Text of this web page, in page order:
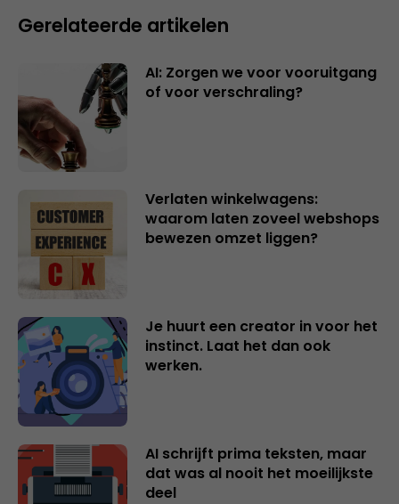
Gerelateerde artikelen
AI: Zorgen we voor vooruitgang
of voor verschraling?
Verlaten winkelwagens:
waarom laten zoveel webshops
bewezen omzet liggen?
Je huurt een creator in voor het
instinct. Laat het dan ook
werken.
AI schrijft prima teksten, maar
dat was al nooit het moeilijkste
deel